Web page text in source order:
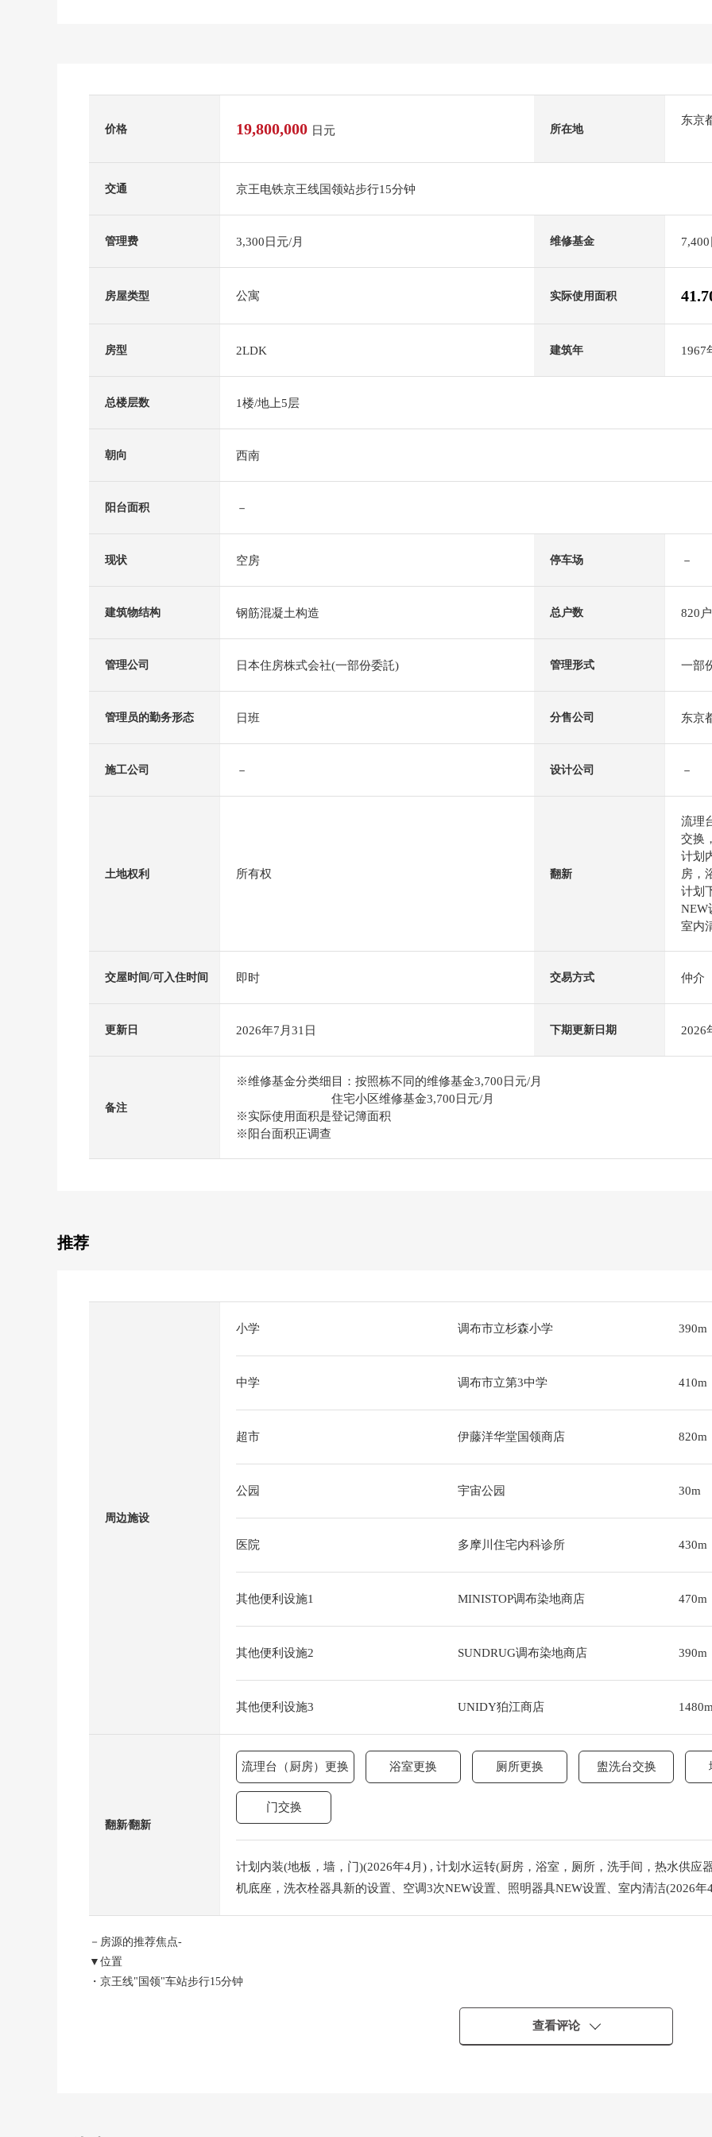
价格 19,800,000 日元 所在地
东京
交通 京王电铁京王线国领站步行15分钟
管理费 3,300日元/月 维修基金
房屋类型 公寓 实际使用面积
房型 2LDK 建筑年 1967
总楼层数 1楼/地上5层
朝向 西南
阳台面积 －
现状 空房 停车场 －
建筑物结构 钢筋混凝土构造 总户数 820户
管理公司 日本住房株式会社(一部份委託) 管理形式 一部
管理员的勤务形态 日班 分售公司 东京
施工公司 － 设计公司 －
土地权利 所有权 翻新
流理
交换
计划
房，
计划
NEW
室内
交屋时间/可入住时间 即时 交易方式 仲介
更新日 2026年7月31日 下期更新日期 2026
备注
※维修基金分类细目：按照栋不同的维修基金3,700日元/月
住宅小区维修基金3,700日元/月
※实际使用面积是登记簿面积
※阳台面积正调查
推荐
周边施设
小学 调布市立杉森小学 390m
中学 调布市立第3中学 410m
超市 伊藤洋华堂国领商店 820m
公园 宇宙公园 30m
医院 多摩川住宅内科诊所 430m
其他便利设施1 MINISTOP调布染地商店 470m
其他便利设施2 SUNDRUG调布染地商店 390m
其他便利设施3 UNIDY狛江商店
翻新⁄翻新
流理台（厨房）更换 浴室更换 厕所更换 盥洗台交换
门交换
计划内装(地板，墙，门)(2026年4月) , 计划水运转(厨房，浴室，厕所，洗手间，热水供应
机底座，洗衣栓器具新的设置、空调3次NEW设置、照明器具NEW设置、室内清洁(2026年
－房源的推荐焦点-
▼位置
・京王线"国领"车站步行15分钟
查看评论